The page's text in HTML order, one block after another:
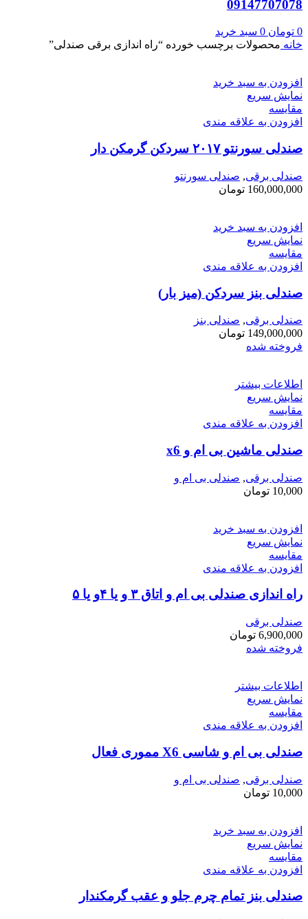
09147707078
0 تومان 0 سبد خرید
خانه محصولات برچسب خورده “راه اندازی برقی صندلی”
افزودن به سبد خرید
نمایش سریع
مقايسه
افزودن به علاقه مندی
صندلی سورنتو ۲۰۱۷ سردکن گرمکن دار
صندلی برقی, صندلی سورنتو
160,000,000 تومان
افزودن به سبد خرید
نمایش سریع
مقايسه
افزودن به علاقه مندی
صندلی بنز سردکن (میز بار)
صندلی برقی, صندلی بنز
149,000,000 تومان
فروخته شده
اطلاعات بیشتر
نمایش سریع
مقايسه
افزودن به علاقه مندی
صندلی ماشین بی ام و x6
صندلی برقی, صندلی بی ام و
10,000 تومان
افزودن به سبد خرید
نمایش سریع
مقايسه
افزودن به علاقه مندی
راه اندازی صندلی بی ام و اتاق ۳ و یا ۴و یا ۵
صندلی برقی
6,900,000 تومان
فروخته شده
اطلاعات بیشتر
نمایش سریع
مقايسه
افزودن به علاقه مندی
صندلی بی ام و شاسی X6 مموری فعال
صندلی برقی, صندلی بی ام و
10,000 تومان
افزودن به سبد خرید
نمایش سریع
مقايسه
افزودن به علاقه مندی
صندلی بنز تمام چرم جلو و عقب گرمکندار